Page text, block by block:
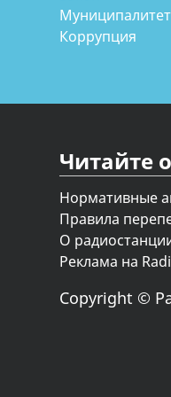
Муниципалитет
Коррупция
Читайте
Нормативные
Правила
О
Реклама на
Copyright ©